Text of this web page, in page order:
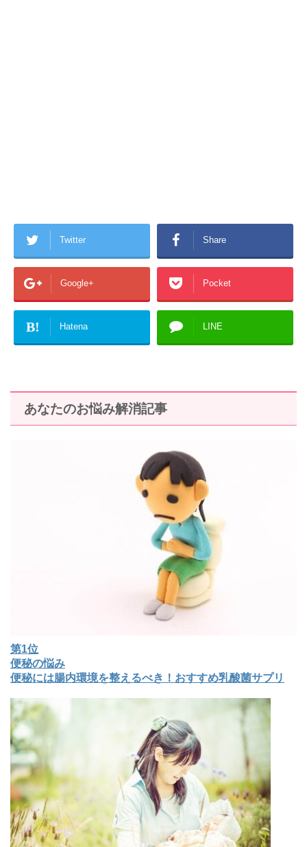
Twitter Share
Google+ Pocket
B! Hatena LINE
あなたのお悩み解消記事
第1位
便秘の悩み
便秘には腸内環境を整えるべき！おすすめ乳酸菌サプリ